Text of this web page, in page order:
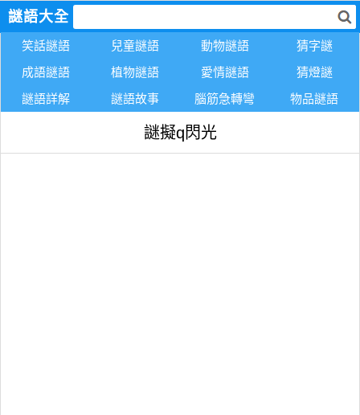
謎語大全
笑話謎語 兒童謎語 動物謎語
猜字謎
成語謎語
植物謎語 愛情謎語
猜燈謎
謎語詳解
謎語故事 腦筋急轉彎 物品謎語
謎擬q閃光